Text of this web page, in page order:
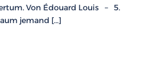
Von Édouard Louis – 5.
jemand […]